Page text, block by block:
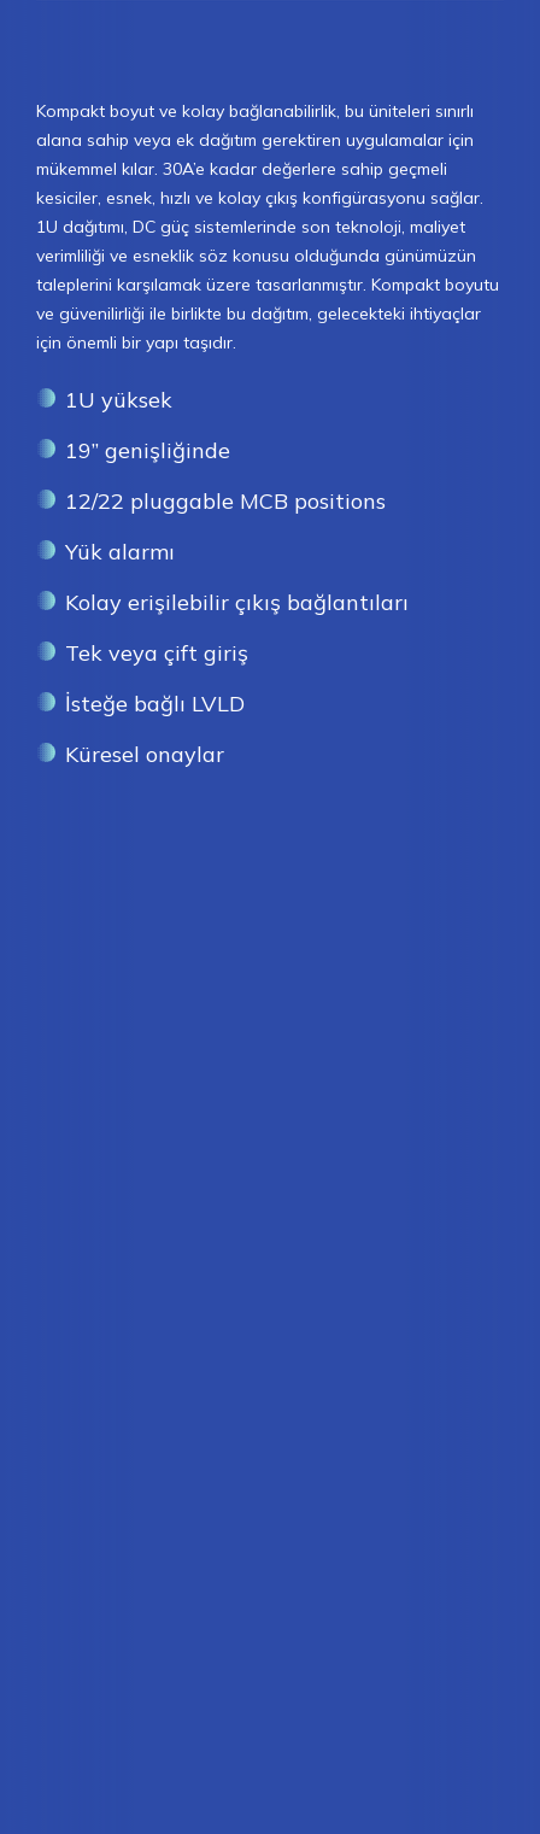
Kompakt boyut ve kolay bağlanabilirlik, bu üniteleri sınırlı
alana sahip veya ek dağıtım gerektiren uygulamalar için
mükemmel kılar. 30A’e kadar değerlere sahip geçmeli
kesiciler, esnek, hızlı ve kolay çıkış konfigürasyonu sağlar.
1U dağıtımı, DC güç sistemlerinde son teknoloji, maliyet
verimliliği ve esneklik söz konusu olduğunda günümüzün
taleplerini karşılamak üzere tasarlanmıştır. Kompakt boyutu
ve güvenilirliği ile birlikte bu dağıtım, gelecekteki ihtiyaçlar
için önemli bir yapı taşıdır.
1U yüksek
19” genişliğinde
12/22 pluggable MCB positions
Yük alarmı
Kolay erişilebilir çıkış bağlantıları
Tek veya çift giriş
İsteğe bağlı LVLD
Küresel onaylar